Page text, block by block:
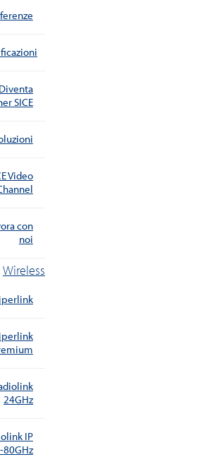
Diventa
SICE
Video
con
noi
Wireless
24GHz
IP
80GHz